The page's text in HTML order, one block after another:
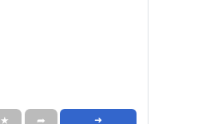
★ ➦ ➜